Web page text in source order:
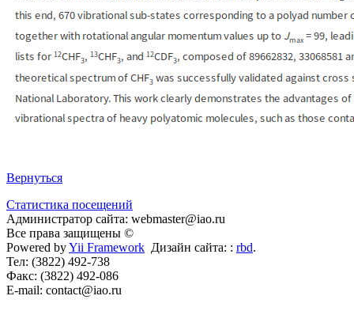
Вернуться
Статистика посещений
Администратор сайта: webmaster@iao.ru
Все права защищены ©
Powered byYii Framework Дизайн сайта: : rbd.
Тел: (3822) 492-738
Факс: (3822) 492-086
E-mail: contact@iao.ru